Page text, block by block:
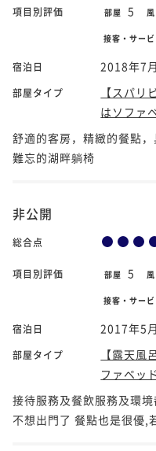
項目別評価 部屋 5
接客・サービ
宿泊日 2018年7
部屋タイプ
【スパリ
はソファ
舒適的客房，精緻的餐點
難忘的湖畔躺椅
非公開
総合点
項目別評価 部屋 5
接客・サービ
宿泊日 2017年5
部屋タイプ
【露天風
ファベッド
接待服務及餐飲服務及環
不想出門了 餐點也是很優,